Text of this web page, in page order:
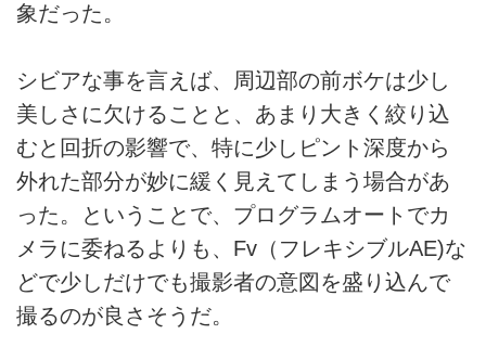
象だった。
シビアな事を言えば、周辺部の前ボケは少し
美しさに欠けることと、あまり大きく絞り込
むと回折の影響で、特に少しピント深度から
外れた部分が妙に緩く見えてしまう場合があ
った。ということで、プログラムオートでカ
メラに委ねるよりも、Fv（フレキシブルAE)な
どで少しだけでも撮影者の意図を盛り込んで
撮るのが良さそうだ。